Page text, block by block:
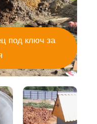
под ключ за